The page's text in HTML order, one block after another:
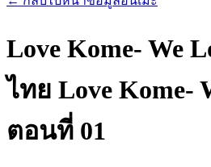
Love Kome- We
ไทย Love Kome-
ตอนที่ 01